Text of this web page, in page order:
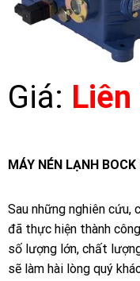
Giá: Liên
MÁY NÉN LẠNH
Sau những nghiên
đã thực hiện thành
số lượng lớn, chất
sẽ làm hài lòng quý